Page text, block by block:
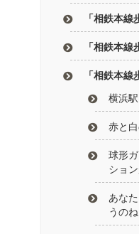
「相鉄本線
「相鉄本
「相鉄本線
横浜
赤と
球形
ショ
あな
うのね